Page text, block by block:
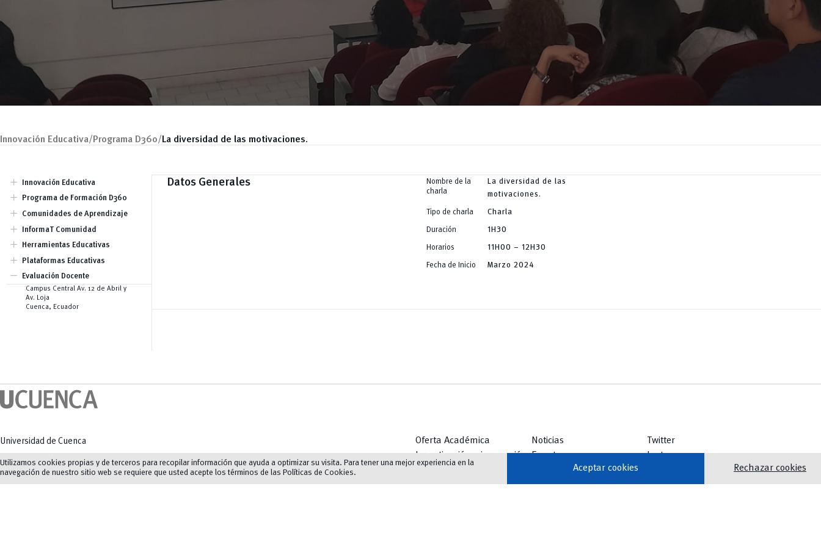
Innovación Educativa/ Programa D360/ La diversidad de las motivaciones.
Innovación Educativa
add
Equipo
Programa de Formación D360
add
Jornadas
Talleres / Capacitaciones
Comunidades de Aprendizaje
add
Charlas Conversatorios
InformaT Comunidad
add
Publicaciones
Herramientas Educativas
add
Búsqueda de Información
Creación de Contenidos
Audiovisuales
Creación de Imágenes
Generación Automática de Texto
Generación y Análisis de Código
Plataformas Educativas
add
Odilo
eNova
eNova MOOC
Evaluación Docente
remove
Campus Central Av. 12 de Abril y
Av. Loja
Cuenca, Ecuador
Datos Generales
Nombre de la
charla
La diversidad de las
motivaciones.
Tipo de charla Charla
Duración 1H30
Horarios 11H00 – 12H30
Fecha de Inicio Marzo 2024
Universidad de Cuenca
Av. 12 de Abril y Agustín Cueva
Tel: (07) 413 4520
Oferta Académica
Investigación e innovación
Innovación Educativa
Vinculación
Noticias
Eventos
Servicios
Twitter
Instagram
Youtube
Utilizamos cookies propias y de terceros para recopilar información que ayuda a optimizar su visita. Para tener una mejor experiencia en la
navegación de nuestro sitio web se requiere que usted acepte los términos de las Políticas de Cookies. Aceptar cookies Rechazar cookies